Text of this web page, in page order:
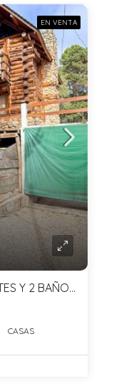
EN VENTA
CASA ESTILO CABAÑA 4 AMBIENTES Y 2 BAÑOS EN MAR AZUL!! LOTE DE 475M2
CASAS